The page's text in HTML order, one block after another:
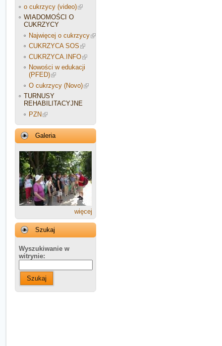
o cukrzycy (video)
WIADOMOŚCI O
CUKRZYCY
Najwięcej o cukrzycy
CUKRZYCA SOS
CUKRZYCA.INFO
Nowości w edukacji
(PFED)
O cukrzycy (Novo)
TURNUSY
REHABILITACYJNE
PZN
Galeria
więcej
Szukaj
Wyszukiwanie w
witrynie:
Szukaj